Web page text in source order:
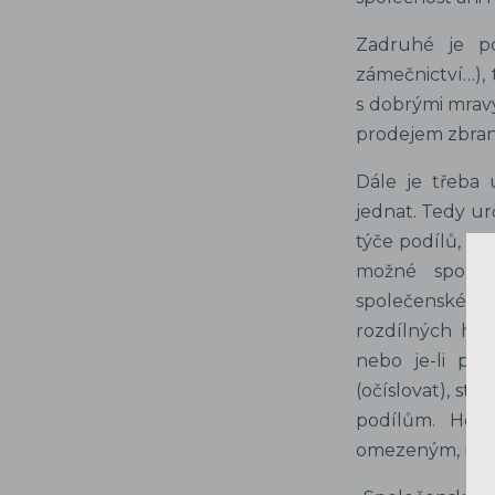
Zadruhé je
s dobrými
prodejem
Dále je třeba
jednat. Tedy
týče podílů,
možné
společenské
rozdílných
nebo je-li
(očíslovat),
podílům.
omezeným,